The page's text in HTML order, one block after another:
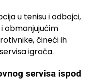
u tenisu i odbojci,
obmanjujućim
čineći ih
igrača.
servisa ispod